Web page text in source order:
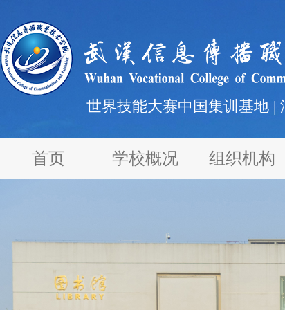
世界技能大赛中国集训基地 |
首页 学校概况 组织机构